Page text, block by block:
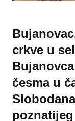
crkve u
česma u